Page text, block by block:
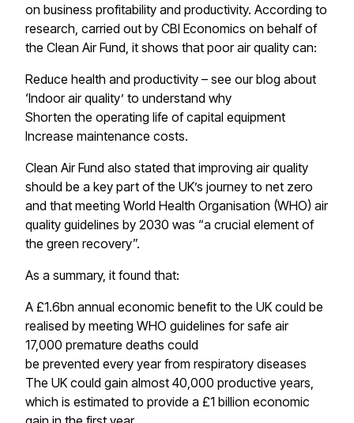
on business profitability and productivity. According to
research​​​​‌ ‍ ​‍​‍‌‍ ‌ ​‍‌‍‍‌‌‍‌ ‌‍‍‌‌‍ ‍​‍​‍​ ‍‍​‍​‍‌ ​ ‌‍​‌‌‍ ‍‌‍‍‌‌ ‌​‌ ‍‌​‍ ‍‌‍‍‌‌‍ ​‍​‍​‍ ​​‍​‍‌‍‍​‌ ​‍‌‍‌‌‌‍‌‍​‍​‍​ ‍‍​‍​‍​‍ ‌‍​‌‌‍‌​‌‍ ‌‌‍‍‌‌‍ ‍​‍ ‌‍‍‌‌‍ ‍‌ ‌​‌‍‌‌‌‍ ‍‌ ‌​​‍ ‌‍‌‌‌‍‌​‌‍‍‌‌ ‌​​‍ ‌‍ ‌‌‍ ‌‍‌​‌‍‌‌​ ‌‌ ​​‌ ​‍‌‍‌‌‌ ​ ‌‍‌‌‌‍ ‍‌ ‌​‌‍​‌‌ ‌​‌‍‍‌‌‍ ‌‍ ‍​ ‍ ‌‍‍‌‌‍‌​​ ‌​ ‌‍​ ‌​​ ‍‌‌‍​‌‌‍​ ​ ‌ ​ ‍​​ ​ ​‍ ‌‌‍​ ​ ​​​ ‌‌​ ‌​​‍ ‌​ ‌​‌‍‌​​ ‍​​ ‍‌​‍ ‌​ ‍‌​ ‌‌‌‍​‌​ ​​​‍ ‌​ ‌‌‌‍‌‌​ ​‍​ ‌​​ ‍‌​ ​‌​ ‌ ‌‍‌‍​ ‌​​ ‍​​ ‍‌​ ‌‌​ ‍ ‌ ‌​‌ ‍‌‌ ​​‌‍‌‌​ ‌‌ ​​‌‍ ‌ ​ ‌ ‌​​ ‍ ‌ ​​‌‍​‌‌ ‌​‌‍‍​​ ‌‌‍​ ‌‍ ‌‍ ‍‌ ‌​‌‍‌‌‌‍ ‍‌ ‌​​‍‌‌​ ‌‌‌​​‍‌‌ ‌‍‍ ‌‍‌‌‌ ‍‌​‍‌‌​ ​ ‌​‌​​‍‌‌​ ​ ‌​‌​​‍‌‌​ ​‍​ ​‍‌‍‌‌​ ‌‍​ ‌‍​ ‌‍​ ‌ ‌‍​‍​ ‌ ​ ‌‌​ ‍‌​ ‌ ​ ​‌​ ‌ ​‍‌‌​ ​‍​ ​‍​‍‌‌​ ‌‌‌​‌​​‍ ‍‌‍​ ‌‍‍​‌‍‍‌‌‍ ​‌‍‌​‌ ​‍‌‍‌‌‌‍ ‍​‍‌‌​ ‌‌‌​​‍‌‌ ‌‍‍ ‌‍‌‌‌ ‍‌​‍‌‌​ ​ ‌​‌​​‍‌‌​ ​ ‌​‌​​‍‌‌​ ​‍​ ​‍​ ‍‌​ ​‍​ ‌​​ ‌​​ ​‍​ ​‍‌‍​‌​ ‍​​ ‌‍‌‍‌‍​ ​‍‌‍‌‌​ ​‌​‍‌‌​ ​‍​ ​‍​‍‌‌​ ‌‌‌​‌​​‍ ‍‌ ‌​‌‍‌‌‌ ‍​‌ ‌​​ ‌‍​‍‌‍​‌‌ ​ ‌‍‌‌‌‌‌‌‌ ​‍‌‍ ​​ ‌​‍‌‌​ ​‍‌​‌‍‌‍​‌‌‍‌​‌‍ ‌‌‍‍‌‌‍ ‍​‍‌‍‌‍‍‌‌‍‌​​ ‌​ ‌‍​ ‌​​ ‍‌‌‍​‌‌‍​ ​ ‌ ​ ‍​​ ​ ​‍ ‌‌‍​ ​ ​​​ ‌‌​ ‌​​‍ ‌​ ‌​‌‍‌​​ ‍​​ ‍‌​‍ ‌​ ‍‌​ ‌‌‌‍​‌​ ​​​‍ ‌​ ‌‌‌‍‌‌​ ​‍​ ‌​​ ‍‌​ ​‌​ ‌ ‌‍‌‍​ ‌​​ ‍​​ ‍‌​ ‌‌​‍‌‍‌ ‌​‌ ‍‌‌ ​​‌‍‌‌​ ‌‌ ​​‌‍ ‌ ​ ‌ ‌​​‍‌‍‌ ​​‌‍​‌‌ ‌​‌‍‍​​ ‌‌‍​ ‌‍ ‌‍ ‍‌ ‌​‌‍‌‌‌‍ ‍‌ ‌​​‍‌‌​ ‌‌‌​​‍‌‌ ‌‍‍ ‌‍‌‌‌ ‍‌​‍‌‌​ ​ ‌​‌​​‍‌‌​ ​ ‌​‌​​‍‌‌​ ​‍​ ​‍‌‍‌‌​ ‌‍​ ‌‍​ ‌‍​ ‌ ‌‍​‍​ ‌ ​ ‌‌​ ‍‌​ ‌ ​ ​‌​ ‌ ​‍‌‌​ ​‍​ ​‍​‍‌‌​ ‌‌‌​‌​​‍ ‍‌‍​ ‌‍‍​‌‍‍‌‌‍ ​‌‍‌​‌ ​‍‌‍‌‌‌‍ ‍​‍‌‌​ ‌‌‌​​‍‌‌ ‌‍‍ ‌‍‌‌‌ ‍‌​‍‌‌​ ​ ‌​‌​​‍‌‌​ ​ ‌​‌​​‍‌‌​ ​‍​ ​‍​ ‍‌​ ​‍​ ‌​​ ‌​​ ​‍​ ​‍‌‍​‌​ ‍​​ ‌‍‌‍‌‍​ ​‍‌‍‌‌​ ​‌​‍‌‌​ ​‍​ ​‍​‍‌‌​ ‌‌‌​‌​​‍ ‍‌ ‌​‌‍‌‌‌ ‍​‌ ‌​​‍​‍‌ ‌, carried out by CBI Economics on behalf of
the Clean Air Fund, it shows that poor air quality can:​​​​‌ ‍ ​‍​‍‌‍ ‌ ​‍‌‍‍‌‌‍‌ ‌‍‍‌‌‍ ‍​‍​‍​ ‍‍​‍​‍‌ ​ ‌‍​‌‌‍ ‍‌‍‍‌‌ ‌​‌ ‍‌​‍ ‍‌‍‍‌‌‍ ​‍​‍​‍ ​​‍​‍‌‍‍​‌ ​‍‌‍‌‌‌‍‌‍​‍​‍​ ‍‍​‍​‍​‍ ‌‍​‌‌‍‌​‌‍ ‌‌‍‍‌‌‍ ‍​‍ ‌‍‍‌‌‍ ‍‌ ‌​‌‍‌‌‌‍ ‍‌ ‌​​‍ ‌‍‌‌‌‍‌​‌‍‍‌‌ ‌​​‍ ‌‍ ‌‌‍ ‌‍‌​‌‍‌‌​ ‌‌ ​​‌ ​‍‌‍‌‌‌ ​ ‌‍‌‌‌‍ ‍‌ ‌​‌‍​‌‌ ‌​‌‍‍‌‌‍ ‌‍ ‍​ ‍ ‌‍‍‌‌‍‌​​ ‌​ ‌‍​ ‌​​ ‍‌‌‍​‌‌‍​ ​ ‌ ​ ‍​​ ​ ​‍ ‌‌‍​ ​ ​​​ ‌‌​ ‌​​‍ ‌​ ‌​‌‍‌​​ ‍​​ ‍‌​‍ ‌​ ‍‌​ ‌‌‌‍​‌​ ​​​‍ ‌​ ‌‌‌‍‌‌​ ​‍​ ‌​​ ‍‌​ ​‌​ ‌ ‌‍‌‍​ ‌​​ ‍​​ ‍‌​ ‌‌​ ‍ ‌ ‌​‌ ‍‌‌ ​​‌‍‌‌​ ‌‌ ​​‌‍ ‌ ​ ‌ ‌​​ ‍ ‌ ​​‌‍​‌‌ ‌​‌‍‍​​ ‌‌‍​ ‌‍ ‌‍ ‍‌ ‌​‌‍‌‌‌‍ ‍‌ ‌​​‍‌‌​ ‌‌‌​​‍‌‌ ‌‍‍ ‌‍‌‌‌ ‍‌​‍‌‌​ ​ ‌​‌​​‍‌‌​ ​ ‌​‌​​‍‌‌​ ​‍​ ​‍‌‍‌‌​ ‌‍​ ‌‍​ ‌‍​ ‌ ‌‍​‍​ ‌ ​ ‌‌​ ‍‌​ ‌ ​ ​‌​ ‌ ​‍‌‌​ ​‍​ ​‍​‍‌‌​ ‌‌‌​‌​​‍ ‍‌‍​ ‌‍‍​‌‍‍‌‌‍ ​‌‍‌​‌ ​‍‌‍‌‌‌‍ ‍​‍‌‌​ ‌‌‌​​‍‌‌ ‌‍‍ ‌‍‌‌‌ ‍‌​‍‌‌​ ​ ‌​‌​​‍‌‌​ ​ ‌​‌​​‍‌‌​ ​‍​ ​‍​ ‍‌​ ​‍​ ‌​​ ‌​​ ​‍​ ​‍‌‍​‌​ ‍​​ ‌‍‌‍‌‍​ ​‍‌‍‌‌​ ​‍​‍‌‌​ ​‍​ ​‍​‍‌‌​ ‌‌‌​‌​​‍ ‍‌ ‌​‌‍‌‌‌ ‍​‌ ‌​​ ‌‍​‍‌‍​‌‌ ​ ‌‍‌‌‌‌‌‌‌ ​‍‌‍ ​​ ‌​‍‌‌​ ​‍‌​‌‍‌‍​‌‌‍‌​‌‍ ‌‌‍‍‌‌‍ ‍​‍‌‍‌‍‍‌‌‍‌​​ ‌​ ‌‍​ ‌​​ ‍‌‌‍​‌‌‍​ ​ ‌ ​ ‍​​ ​ ​‍ ‌‌‍​ ​ ​​​ ‌‌​ ‌​​‍ ‌​ ‌​‌‍‌​​ ‍​​ ‍‌​‍ ‌​ ‍‌​ ‌‌‌‍​‌​ ​​​‍ ‌​ ‌‌‌‍‌‌​ ​‍​ ‌​​ ‍‌​ ​‌​ ‌ ‌‍‌‍​ ‌​​ ‍​​ ‍‌​ ‌‌​‍‌‍‌ ‌​‌ ‍‌‌ ​​‌‍‌‌​ ‌‌ ​​‌‍ ‌ ​ ‌ ‌​​‍‌‍‌ ​​‌‍​‌‌ ‌​‌‍‍​​ ‌‌‍​ ‌‍ ‌‍ ‍‌ ‌​‌‍‌‌‌‍ ‍‌ ‌​​‍‌‌​ ‌‌‌​​‍‌‌ ‌‍‍ ‌‍‌‌‌ ‍‌​‍‌‌​ ​ ‌​‌​​‍‌‌​ ​ ‌​‌​​‍‌‌​ ​‍​ ​‍‌‍‌‌​ ‌‍​ ‌‍​ ‌‍​ ‌ ‌‍​‍​ ‌ ​ ‌‌​ ‍‌​ ‌ ​ ​‌​ ‌ ​‍‌‌​ ​‍​ ​‍​‍‌‌​ ‌‌‌​‌​​‍ ‍‌‍​ ‌‍‍​‌‍‍‌‌‍ ​‌‍‌​‌ ​‍‌‍‌‌‌‍ ‍​‍‌‌​ ‌‌‌​​‍‌‌ ‌‍‍ ‌‍‌‌‌ ‍‌​‍‌‌​ ​ ‌​‌​​‍‌‌​ ​ ‌​‌​​‍‌‌​ ​‍​ ​‍​ ‍‌​ ​‍​ ‌​​ ‌​​ ​‍​ ​‍‌‍​‌​ ‍​​ ‌‍‌‍‌‍​ ​‍‌‍‌‌​ ​‍​‍‌‌​ ​‍​ ​‍​‍‌‌​ ‌‌‌​‌​​‍ ‍‌ ‌​‌‍‌‌‌ ‍​‌ ‌​​‍​‍‌ ‌
Reduce health and productivity – see our blog about
‘Indoor air quality’ to understand why​​​​‌ ‍ ​‍​‍‌‍ ‌ ​‍‌‍‍‌‌‍‌ ‌‍‍‌‌‍ ‍​‍​‍​ ‍‍​‍​‍‌ ​ ‌‍​‌‌‍ ‍‌‍‍‌‌ ‌​‌ ‍‌​‍ ‍‌‍‍‌‌‍ ​‍​‍​‍ ​​‍​‍‌‍‍​‌ ​‍‌‍‌‌‌‍‌‍​‍​‍​ ‍‍​‍​‍​‍ ‌‍​‌‌‍‌​‌‍ ‌‌‍‍‌‌‍ ‍​‍ ‌‍‍‌‌‍ ‍‌ ‌​‌‍‌‌‌‍ ‍‌ ‌​​‍ ‌‍‌‌‌‍‌​‌‍‍‌‌ ‌​​‍ ‌‍ ‌‌‍ ‌‍‌​‌‍‌‌​ ‌‌ ​​‌ ​‍‌‍‌‌‌ ​ ‌‍‌‌‌‍ ‍‌ ‌​‌‍​‌‌ ‌​‌‍‍‌‌‍ ‌‍ ‍​ ‍ ‌‍‍‌‌‍‌​​ ‌​ ‌‍​ ‌​​ ‍‌‌‍​‌‌‍​ ​ ‌ ​ ‍​​ ​ ​‍ ‌‌‍​ ​ ​​​ ‌‌​ ‌​​‍ ‌​ ‌​‌‍‌​​ ‍​​ ‍‌​‍ ‌​ ‍‌​ ‌‌‌‍​‌​ ​​​‍ ‌​ ‌‌‌‍‌‌​ ​‍​ ‌​​ ‍‌​ ​‌​ ‌ ‌‍‌‍​ ‌​​ ‍​​ ‍‌​ ‌‌​ ‍ ‌ ‌​‌ ‍‌‌ ​​‌‍‌‌​ ‌‌ ​​‌‍ ‌ ​ ‌ ‌​​ ‍ ‌ ​​‌‍​‌‌ ‌​‌‍‍​​ ‌‌‍​ ‌‍ ‌‍ ‍‌ ‌​‌‍‌‌‌‍ ‍‌ ‌​​‍‌‌​ ‌‌‌​​‍‌‌ ‌‍‍ ‌‍‌‌‌ ‍‌​‍‌‌​ ​ ‌​‌​​‍‌‌​ ​ ‌​‌​​‍‌‌​ ​‍​ ​‍​ ‌​‌‍‌​‌‍‌​‌‍​‍​ ​‍​ ​ ‌‍​‌​ ‌​‌‍​‌​ ​‌‌‍​‍‌‍‌‌​‍‌‌​ ​‍​ ​‍​‍‌‌​ ‌‌‌​‌​​‍ ‍‌‍​ ‌‍‍​‌‍‍‌‌‍ ​‌‍‌​‌ ​‍‌‍‌‌‌‍ ‍​‍‌‌​ ‌‌‌​​‍‌‌ ‌‍‍ ‌‍‌‌‌ ‍‌​‍‌‌​ ​ ‌​‌​​‍‌‌​ ​ ‌​‌​​‍‌‌​ ​‍​ ​‍​ ‌ ​ ‌​​ ​‍​ ‌‍​ ​ ​ ​​‌‍‌‌​ ​​​ ‌‌‌‍​‍‌‍​ ​ ‌‌​ ​​​‍‌‌​ ​‍​ ​‍​‍‌‌​ ‌‌‌​‌​​‍ ‍‌ ‌​‌‍‌‌‌ ‍​‌ ‌​​ ‌‍​‍‌‍​‌‌ ​ ‌‍‌‌‌‌‌‌‌ ​‍‌‍ ​​ ‌​‍‌‌​ ​‍‌​‌‍‌‍​‌‌‍‌​‌‍ ‌‌‍‍‌‌‍ ‍​‍‌‍‌‍‍‌‌‍‌​​ ‌​ ‌‍​ ‌​​ ‍‌‌‍​‌‌‍​ ​ ‌ ​ ‍​​ ​ ​‍ ‌‌‍​ ​ ​​​ ‌‌​ ‌​​‍ ‌​ ‌​‌‍‌​​ ‍​​ ‍‌​‍ ‌​ ‍‌​ ‌‌‌‍​‌​ ​​​‍ ‌​ ‌‌‌‍‌‌​ ​‍​ ‌​​ ‍‌​ ​‌​ ‌ ‌‍‌‍​ ‌​​ ‍​​ ‍‌​ ‌‌​‍‌‍‌ ‌​‌ ‍‌‌ ​​‌‍‌‌​ ‌‌ ​​‌‍ ‌ ​ ‌ ‌​​‍‌‍‌ ​​‌‍​‌‌ ‌​‌‍‍​​ ‌‌‍​ ‌‍ ‌‍ ‍‌ ‌​‌‍‌‌‌‍ ‍‌ ‌​​‍‌‌​ ‌‌‌​​‍‌‌ ‌‍‍ ‌‍‌‌‌ ‍‌​‍‌‌​ ​ ‌​‌​​‍‌‌​ ​ ‌​‌​​‍‌‌​ ​‍​ ​‍​ ‌​‌‍‌​‌‍‌​‌‍​‍​ ​‍​ ​ ‌‍​‌​ ‌​‌‍​‌​ ​‌‌‍​‍‌‍‌‌​‍‌‌​ ​‍​ ​‍​‍‌‌​ ‌‌‌​‌​​‍ ‍‌‍​ ‌‍‍​‌‍‍‌‌‍ ​‌‍‌​‌ ​‍‌‍‌‌‌‍ ‍​‍‌‌​ ‌‌‌​​‍‌‌ ‌‍‍ ‌‍‌‌‌ ‍‌​‍‌‌​ ​ ‌​‌​​‍‌‌​ ​ ‌​‌​​‍‌‌​ ​‍​ ​‍​ ‌ ​ ‌​​ ​‍​ ‌‍​ ​ ​ ​​‌‍‌‌​ ​​​ ‌‌‌‍​‍‌‍​ ​ ‌‌​ ​​​‍‌‌​ ​‍​ ​‍​‍‌‌​ ‌‌‌​‌​​‍ ‍‌ ‌​‌‍‌‌‌ ‍​‌ ‌​​‍​‍‌ ‌
Shorten the operating life of capital equipment​​​​‌ ‍ ​‍​‍‌‍ ‌ ​‍‌‍‍‌‌‍‌ ‌‍‍‌‌‍ ‍​‍​‍​ ‍‍​‍​‍‌ ​ ‌‍​‌‌‍ ‍‌‍‍‌‌ ‌​‌ ‍‌​‍ ‍‌‍‍‌‌‍ ​‍​‍​‍ ​​‍​‍‌‍‍​‌ ​‍‌‍‌‌‌‍‌‍​‍​‍​ ‍‍​‍​‍​‍ ‌‍​‌‌‍‌​‌‍ ‌‌‍‍‌‌‍ ‍​‍ ‌‍‍‌‌‍ ‍‌ ‌​‌‍‌‌‌‍ ‍‌ ‌​​‍ ‌‍‌‌‌‍‌​‌‍‍‌‌ ‌​​‍ ‌‍ ‌‌‍ ‌‍‌​‌‍‌‌​ ‌‌ ​​‌ ​‍‌‍‌‌‌ ​ ‌‍‌‌‌‍ ‍‌ ‌​‌‍​‌‌ ‌​‌‍‍‌‌‍ ‌‍ ‍​ ‍ ‌‍‍‌‌‍‌​​ ‌​ ‌‍​ ‌​​ ‍‌‌‍​‌‌‍​ ​ ‌ ​ ‍​​ ​ ​‍ ‌‌‍​ ​ ​​​ ‌‌​ ‌​​‍ ‌​ ‌​‌‍‌​​ ‍​​ ‍‌​‍ ‌​ ‍‌​ ‌‌‌‍​‌​ ​​​‍ ‌​ ‌‌‌‍‌‌​ ​‍​ ‌​​ ‍‌​ ​‌​ ‌ ‌‍‌‍​ ‌​​ ‍​​ ‍‌​ ‌‌​ ‍ ‌ ‌​‌ ‍‌‌ ​​‌‍‌‌​ ‌‌ ​​‌‍ ‌ ​ ‌ ‌​​ ‍ ‌ ​​‌‍​‌‌ ‌​‌‍‍​​ ‌‌‍​ ‌‍ ‌‍ ‍‌ ‌​‌‍‌‌‌‍ ‍‌ ‌​​‍‌‌​ ‌‌‌​​‍‌‌ ‌‍‍ ‌‍‌‌‌ ‍‌​‍‌‌​ ​ ‌​‌​​‍‌‌​ ​ ‌​‌​​‍‌‌​ ​‍​ ​‍​ ‍‌‌‍​‍​ ‍​​ ​ ​ ​‍​ ​‍​ ​‍​ ​‌‌‍​ ‌‍‌‍​ ‍​‌‍​ ​‍‌‌​ ​‍​ ​‍​‍‌‌​ ‌‌‌​‌​​‍ ‍‌‍​ ‌‍‍​‌‍‍‌‌‍ ​‌‍‌​‌ ​‍‌‍‌‌‌‍ ‍​‍‌‌​ ‌‌‌​​‍‌‌ ‌‍‍ ‌‍‌‌‌ ‍‌​‍‌‌​ ​ ‌​‌​​‍‌‌​ ​ ‌​‌​​‍‌‌​ ​‍​ ​‍‌‍​‌‌‍​‌‌‍​‍‌‍​‍​ ​​​ ​​​ ‌ ​ ​‌‌‍​‌​ ‍​‌‍‌‍​ ​ ​ ​​​‍‌‌​ ​‍​ ​‍​‍‌‌​ ‌‌‌​‌​​‍ ‍‌ ‌​‌‍‌‌‌ ‍​‌ ‌​​ ‌‍​‍‌‍​‌‌ ​ ‌‍‌‌‌‌‌‌‌ ​‍‌‍ ​​ ‌​‍‌‌​ ​‍‌​‌‍‌‍​‌‌‍‌​‌‍ ‌‌‍‍‌‌‍ ‍​‍‌‍‌‍‍‌‌‍‌​​ ‌​ ‌‍​ ‌​​ ‍‌‌‍​‌‌‍​ ​ ‌ ​ ‍​​ ​ ​‍ ‌‌‍​ ​ ​​​ ‌‌​ ‌​​‍ ‌​ ‌​‌‍‌​​ ‍​​ ‍‌​‍ ‌​ ‍‌​ ‌‌‌‍​‌​ ​​​‍ ‌​ ‌‌‌‍‌‌​ ​‍​ ‌​​ ‍‌​ ​‌​ ‌ ‌‍‌‍​ ‌​​ ‍​​ ‍‌​ ‌‌​‍‌‍‌ ‌​‌ ‍‌‌ ​​‌‍‌‌​ ‌‌ ​​‌‍ ‌ ​ ‌ ‌​​‍‌‍‌ ​​‌‍​‌‌ ‌​‌‍‍​​ ‌‌‍​ ‌‍ ‌‍ ‍‌ ‌​‌‍‌‌‌‍ ‍‌ ‌​​‍‌‌​ ‌‌‌​​‍‌‌ ‌‍‍ ‌‍‌‌‌ ‍‌​‍‌‌​ ​ ‌​‌​​‍‌‌​ ​ ‌​‌​​‍‌‌​ ​‍​ ​‍​ ‍‌‌‍​‍​ ‍​​ ​ ​ ​‍​ ​‍​ ​‍​ ​‌‌‍​ ‌‍‌‍​ ‍​‌‍​ ​‍‌‌​ ​‍​ ​‍​‍‌‌​ ‌‌‌​‌​​‍ ‍‌‍​ ‌‍‍​‌‍‍‌‌‍ ​‌‍‌​‌ ​‍‌‍‌‌‌‍ ‍​‍‌‌​ ‌‌‌​​‍‌‌ ‌‍‍ ‌‍‌‌‌ ‍‌​‍‌‌​ ​ ‌​‌​​‍‌‌​ ​ ‌​‌​​‍‌‌​ ​‍​ ​‍‌‍​‌‌‍​‌‌‍​‍‌‍​‍​ ​​​ ​​​ ‌ ​ ​‌‌‍​‌​ ‍​‌‍‌‍​ ​ ​ ​​​‍‌‌​ ​‍​ ​‍​‍‌‌​ ‌‌‌​‌​​‍ ‍‌ ‌​‌‍‌‌‌ ‍​‌ ‌​​‍​‍‌ ‌
Increase maintenance costs.​​​​‌ ‍ ​‍​‍‌‍ ‌ ​‍‌‍‍‌‌‍‌ ‌‍‍‌‌‍ ‍​‍​‍​ ‍‍​‍​‍‌ ​ ‌‍​‌‌‍ ‍‌‍‍‌‌ ‌​‌ ‍‌​‍ ‍‌‍‍‌‌‍ ​‍​‍​‍ ​​‍​‍‌‍‍​‌ ​‍‌‍‌‌‌‍‌‍​‍​‍​ ‍‍​‍​‍​‍ ‌‍​‌‌‍‌​‌‍ ‌‌‍‍‌‌‍ ‍​‍ ‌‍‍‌‌‍ ‍‌ ‌​‌‍‌‌‌‍ ‍‌ ‌​​‍ ‌‍‌‌‌‍‌​‌‍‍‌‌ ‌​​‍ ‌‍ ‌‌‍ ‌‍‌​‌‍‌‌​ ‌‌ ​​‌ ​‍‌‍‌‌‌ ​ ‌‍‌‌‌‍ ‍‌ ‌​‌‍​‌‌ ‌​‌‍‍‌‌‍ ‌‍ ‍​ ‍ ‌‍‍‌‌‍‌​​ ‌​ ‌‍​ ‌​​ ‍‌‌‍​‌‌‍​ ​ ‌ ​ ‍​​ ​ ​‍ ‌‌‍​ ​ ​​​ ‌‌​ ‌​​‍ ‌​ ‌​‌‍‌​​ ‍​​ ‍‌​‍ ‌​ ‍‌​ ‌‌‌‍​‌​ ​​​‍ ‌​ ‌‌‌‍‌‌​ ​‍​ ‌​​ ‍‌​ ​‌​ ‌ ‌‍‌‍​ ‌​​ ‍​​ ‍‌​ ‌‌​ ‍ ‌ ‌​‌ ‍‌‌ ​​‌‍‌‌​ ‌‌ ​​‌‍ ‌ ​ ‌ ‌​​ ‍ ‌ ​​‌‍​‌‌ ‌​‌‍‍​​ ‌‌‍​ ‌‍ ‌‍ ‍‌ ‌​‌‍‌‌‌‍ ‍‌ ‌​​‍‌‌​ ‌‌‌​​‍‌‌ ‌‍‍ ‌‍‌‌‌ ‍‌​‍‌‌​ ​ ‌​‌​​‍‌‌​ ​ ‌​‌​​‍‌‌​ ​‍​ ​‍‌‍‌​​ ​​‌‍​ ​ ‌‌​ ‌​​ ‍‌​ ‌‍​ ‍​‌‍‌​‌‍​‌​ ‍​‌‍‌‍​‍‌‌​ ​‍​ ​‍​‍‌‌​ ‌‌‌​‌​​‍ ‍‌‍​ ‌‍‍​‌‍‍‌‌‍ ​‌‍‌​‌ ​‍‌‍‌‌‌‍ ‍​‍‌‌​ ‌‌‌​​‍‌‌ ‌‍‍ ‌‍‌‌‌ ‍‌​‍‌‌​ ​ ‌​‌​​‍‌‌​ ​ ‌​‌​​‍‌‌​ ​‍​ ​‍​ ‌​​ ‍‌​ ‍‌​ ​‌​ ‌‌‌‍‌‍​ ‌‍‌‍​‌‌‍​ ​ ‍‌​ ‌‌​ ‍​​ ​​​‍‌‌​ ​‍​ ​‍​‍‌‌​ ‌‌‌​‌​​‍ ‍‌ ‌​‌‍‌‌‌ ‍​‌ ‌​​ ‌‍​‍‌‍​‌‌ ​ ‌‍‌‌‌‌‌‌‌ ​‍‌‍ ​​ ‌​‍‌‌​ ​‍‌​‌‍‌‍​‌‌‍‌​‌‍ ‌‌‍‍‌‌‍ ‍​‍‌‍‌‍‍‌‌‍‌​​ ‌​ ‌‍​ ‌​​ ‍‌‌‍​‌‌‍​ ​ ‌ ​ ‍​​ ​ ​‍ ‌‌‍​ ​ ​​​ ‌‌​ ‌​​‍ ‌​ ‌​‌‍‌​​ ‍​​ ‍‌​‍ ‌​ ‍‌​ ‌‌‌‍​‌​ ​​​‍ ‌​ ‌‌‌‍‌‌​ ​‍​ ‌​​ ‍‌​ ​‌​ ‌ ‌‍‌‍​ ‌​​ ‍​​ ‍‌​ ‌‌​‍‌‍‌ ‌​‌ ‍‌‌ ​​‌‍‌‌​ ‌‌ ​​‌‍ ‌ ​ ‌ ‌​​‍‌‍‌ ​​‌‍​‌‌ ‌​‌‍‍​​ ‌‌‍​ ‌‍ ‌‍ ‍‌ ‌​‌‍‌‌‌‍ ‍‌ ‌​​‍‌‌​ ‌‌‌​​‍‌‌ ‌‍‍ ‌‍‌‌‌ ‍‌​‍‌‌​ ​ ‌​‌​​‍‌‌​ ​ ‌​‌​​‍‌‌​ ​‍​ ​‍‌‍‌​​ ​​‌‍​ ​ ‌‌​ ‌​​ ‍‌​ ‌‍​ ‍​‌‍‌​‌‍​‌​ ‍​‌‍‌‍​‍‌‌​ ​‍​ ​‍​‍‌‌​ ‌‌‌​‌​​‍ ‍‌‍​ ‌‍‍​‌‍‍‌‌‍ ​‌‍‌​‌ ​‍‌‍‌‌‌‍ ‍​‍‌‌​ ‌‌‌​​‍‌‌ ‌‍‍ ‌‍‌‌‌ ‍‌​‍‌‌​ ​ ‌​‌​​‍‌‌​ ​ ‌​‌​​‍‌‌​ ​‍​ ​‍​ ‌​​ ‍‌​ ‍‌​ ​‌​ ‌‌‌‍‌‍​ ‌‍‌‍​‌‌‍​ ​ ‍‌​ ‌‌​ ‍​​ ​​​‍‌‌​ ​‍​ ​‍​‍‌‌​ ‌‌‌​‌​​‍ ‍‌ ‌​‌‍‌‌‌ ‍​‌ ‌​​‍​‍‌ ‌
Clean Air Fund also stated that improving air quality
should be a key part of the UK’s journey to net zero
and that meeting World Health Organisation (WHO) air
quality guidelines by 2030 was “a crucial element of
the green recovery”.​​​​‌ ‍ ​‍​‍‌‍ ‌ ​‍‌‍‍‌‌‍‌ ‌‍‍‌‌‍ ‍​‍​‍​ ‍‍​‍​‍‌ ​ ‌‍​‌‌‍ ‍‌‍‍‌‌ ‌​‌ ‍‌​‍ ‍‌‍‍‌‌‍ ​‍​‍​‍ ​​‍​‍‌‍‍​‌ ​‍‌‍‌‌‌‍‌‍​‍​‍​ ‍‍​‍​‍​‍ ‌‍​‌‌‍‌​‌‍ ‌‌‍‍‌‌‍ ‍​‍ ‌‍‍‌‌‍ ‍‌ ‌​‌‍‌‌‌‍ ‍‌ ‌​​‍ ‌‍‌‌‌‍‌​‌‍‍‌‌ ‌​​‍ ‌‍ ‌‌‍ ‌‍‌​‌‍‌‌​ ‌‌ ​​‌ ​‍‌‍‌‌‌ ​ ‌‍‌‌‌‍ ‍‌ ‌​‌‍​‌‌ ‌​‌‍‍‌‌‍ ‌‍ ‍​ ‍ ‌‍‍‌‌‍‌​​ ‌​ ‌‍​ ‌​​ ‍‌‌‍​‌‌‍​ ​ ‌ ​ ‍​​ ​ ​‍ ‌‌‍​ ​ ​​​ ‌‌​ ‌​​‍ ‌​ ‌​‌‍‌​​ ‍​​ ‍‌​‍ ‌​ ‍‌​ ‌‌‌‍​‌​ ​​​‍ ‌​ ‌‌‌‍‌‌​ ​‍​ ‌​​ ‍‌​ ​‌​ ‌ ‌‍‌‍​ ‌​​ ‍​​ ‍‌​ ‌‌​ ‍ ‌ ‌​‌ ‍‌‌ ​​‌‍‌‌​ ‌‌ ​​‌‍ ‌ ​ ‌ ‌​​ ‍ ‌ ​​‌‍​‌‌ ‌​‌‍‍​​ ‌‌‍​ ‌‍ ‌‍ ‍‌ ‌​‌‍‌‌‌‍ ‍‌ ‌​​‍‌‌​ ‌‌‌​​‍‌‌ ‌‍‍ ‌‍‌‌‌ ‍‌​‍‌‌​ ​ ‌​‌​​‍‌‌​ ​ ‌​‌​​‍‌‌​ ​‍​ ​‍​ ‍‌​ ​‍​ ​ ​ ​​‌‍​‌‌‍‌​​ ​ ‌‍​ ​ ‌​​ ​ ​ ​ ​ ‌ ​‍‌‌​ ​‍​ ​‍​‍‌‌​ ‌‌‌​‌​​‍ ‍‌‍​ ‌‍‍​‌‍‍‌‌‍ ​‌‍‌​‌ ​‍‌‍‌‌‌‍ ‍​‍‌‌​ ‌‌‌​​‍‌‌ ‌‍‍ ‌‍‌‌‌ ‍‌​‍‌‌​ ​ ‌​‌​​‍‌‌​ ​ ‌​‌​​‍‌‌​ ​‍​ ​‍​ ‍​‌‍‌​​ ​ ​ ‌‍‌‍​ ​ ‌ ‌‍​‌​ ​ ​ ‍​​ ​​​ ​ ​ ‌​​ ​​​‍‌‌​ ​‍​ ​‍​‍‌‌​ ‌‌‌​‌​​‍ ‍‌ ‌​‌‍‌‌‌ ‍​‌ ‌​​ ‌‍​‍‌‍​‌‌ ​ ‌‍‌‌‌‌‌‌‌ ​‍‌‍ ​​ ‌​‍‌‌​ ​‍‌​‌‍‌‍​‌‌‍‌​‌‍ ‌‌‍‍‌‌‍ ‍​‍‌‍‌‍‍‌‌‍‌​​ ‌​ ‌‍​ ‌​​ ‍‌‌‍​‌‌‍​ ​ ‌ ​ ‍​​ ​ ​‍ ‌‌‍​ ​ ​​​ ‌‌​ ‌​​‍ ‌​ ‌​‌‍‌​​ ‍​​ ‍‌​‍ ‌​ ‍‌​ ‌‌‌‍​‌​ ​​​‍ ‌​ ‌‌‌‍‌‌​ ​‍​ ‌​​ ‍‌​ ​‌​ ‌ ‌‍‌‍​ ‌​​ ‍​​ ‍‌​ ‌‌​‍‌‍‌ ‌​‌ ‍‌‌ ​​‌‍‌‌​ ‌‌ ​​‌‍ ‌ ​ ‌ ‌​​‍‌‍‌ ​​‌‍​‌‌ ‌​‌‍‍​​ ‌‌‍​ ‌‍ ‌‍ ‍‌ ‌​‌‍‌‌‌‍ ‍‌ ‌​​‍‌‌​ ‌‌‌​​‍‌‌ ‌‍‍ ‌‍‌‌‌ ‍‌​‍‌‌​ ​ ‌​‌​​‍‌‌​ ​ ‌​‌​​‍‌‌​ ​‍​ ​‍​ ‍‌​ ​‍​ ​ ​ ​​‌‍​‌‌‍‌​​ ​ ‌‍​ ​ ‌​​ ​ ​ ​ ​ ‌ ​‍‌‌​ ​‍​ ​‍​‍‌‌​ ‌‌‌​‌​​‍ ‍‌‍​ ‌‍‍​‌‍‍‌‌‍ ​‌‍‌​‌ ​‍‌‍‌‌‌‍ ‍​‍‌‌​ ‌‌‌​​‍‌‌ ‌‍‍ ‌‍‌‌‌ ‍‌​‍‌‌​ ​ ‌​‌​​‍‌‌​ ​ ‌​‌​​‍‌‌​ ​‍​ ​‍​ ‍​‌‍‌​​ ​ ​ ‌‍‌‍​ ​ ‌ ‌‍​‌​ ​ ​ ‍​​ ​​​ ​ ​ ‌​​ ​​​‍‌‌​ ​‍​ ​‍​‍‌‌​ ‌‌‌​‌​​‍ ‍‌ ‌​‌‍‌‌‌ ‍​‌ ‌​​‍​‍‌ ‌
As a summary, it found that:​​​​‌ ‍ ​‍​‍‌‍ ‌ ​‍‌‍‍‌‌‍‌ ‌‍‍‌‌‍ ‍​‍​‍​ ‍‍​‍​‍‌ ​ ‌‍​‌‌‍ ‍‌‍‍‌‌ ‌​‌ ‍‌​‍ ‍‌‍‍‌‌‍ ​‍​‍​‍ ​​‍​‍‌‍‍​‌ ​‍‌‍‌‌‌‍‌‍​‍​‍​ ‍‍​‍​‍​‍ ‌‍​‌‌‍‌​‌‍ ‌‌‍‍‌‌‍ ‍​‍ ‌‍‍‌‌‍ ‍‌ ‌​‌‍‌‌‌‍ ‍‌ ‌​​‍ ‌‍‌‌‌‍‌​‌‍‍‌‌ ‌​​‍ ‌‍ ‌‌‍ ‌‍‌​‌‍‌‌​ ‌‌ ​​‌ ​‍‌‍‌‌‌ ​ ‌‍‌‌‌‍ ‍‌ ‌​‌‍​‌‌ ‌​‌‍‍‌‌‍ ‌‍ ‍​ ‍ ‌‍‍‌‌‍‌​​ ‌​ ‌‍​ ‌​​ ‍‌‌‍​‌‌‍​ ​ ‌ ​ ‍​​ ​ ​‍ ‌‌‍​ ​ ​​​ ‌‌​ ‌​​‍ ‌​ ‌​‌‍‌​​ ‍​​ ‍‌​‍ ‌​ ‍‌​ ‌‌‌‍​‌​ ​​​‍ ‌​ ‌‌‌‍‌‌​ ​‍​ ‌​​ ‍‌​ ​‌​ ‌ ‌‍‌‍​ ‌​​ ‍​​ ‍‌​ ‌‌​ ‍ ‌ ‌​‌ ‍‌‌ ​​‌‍‌‌​ ‌‌ ​​‌‍ ‌ ​ ‌ ‌​​ ‍ ‌ ​​‌‍​‌‌ ‌​‌‍‍​​ ‌‌‍​ ‌‍ ‌‍ ‍‌ ‌​‌‍‌‌‌‍ ‍‌ ‌​​‍‌‌​ ‌‌‌​​‍‌‌ ‌‍‍ ‌‍‌‌‌ ‍‌​‍‌‌​ ​ ‌​‌​​‍‌‌​ ​ ‌​‌​​‍‌‌​ ​‍​ ​‍​ ​ ‌‍​‌​ ‌‌‌‍‌​​ ‍‌​ ​ ​ ​​​ ​‍​ ‌ ​ ‌​​ ‌‍​ ​‌​‍‌‌​ ​‍​ ​‍​‍‌‌​ ‌‌‌​‌​​‍ ‍‌‍​ ‌‍‍​‌‍‍‌‌‍ ​‌‍‌​‌ ​‍‌‍‌‌‌‍ ‍​‍‌‌​ ‌‌‌​​‍‌‌ ‌‍‍ ‌‍‌‌‌ ‍‌​‍‌‌​ ​ ‌​‌​​‍‌‌​ ​ ‌​‌​​‍‌‌​ ​‍​ ​‍‌‍​‍​ ‌ ​ ‍‌‌‍​‌‌‍‌‌​ ‍‌‌‍​‍‌‍​‍​ ‍​​ ​‌‌‍‌‌​ ‌‍​ ​​​‍‌‌​ ​‍​ ​‍​‍‌‌​ ‌‌‌​‌​​‍ ‍‌ ‌​‌‍‌‌‌ ‍​‌ ‌​​ ‌‍​‍‌‍​‌‌ ​ ‌‍‌‌‌‌‌‌‌ ​‍‌‍ ​​ ‌​‍‌‌​ ​‍‌​‌‍‌‍​‌‌‍‌​‌‍ ‌‌‍‍‌‌‍ ‍​‍‌‍‌‍‍‌‌‍‌​​ ‌​ ‌‍​ ‌​​ ‍‌‌‍​‌‌‍​ ​ ‌ ​ ‍​​ ​ ​‍ ‌‌‍​ ​ ​​​ ‌‌​ ‌​​‍ ‌​ ‌​‌‍‌​​ ‍​​ ‍‌​‍ ‌​ ‍‌​ ‌‌‌‍​‌​ ​​​‍ ‌​ ‌‌‌‍‌‌​ ​‍​ ‌​​ ‍‌​ ​‌​ ‌ ‌‍‌‍​ ‌​​ ‍​​ ‍‌​ ‌‌​‍‌‍‌ ‌​‌ ‍‌‌ ​​‌‍‌‌​ ‌‌ ​​‌‍ ‌ ​ ‌ ‌​​‍‌‍‌ ​​‌‍​‌‌ ‌​‌‍‍​​ ‌‌‍​ ‌‍ ‌‍ ‍‌ ‌​‌‍‌‌‌‍ ‍‌ ‌​​‍‌‌​ ‌‌‌​​‍‌‌ ‌‍‍ ‌‍‌‌‌ ‍‌​‍‌‌​ ​ ‌​‌​​‍‌‌​ ​ ‌​‌​​‍‌‌​ ​‍​ ​‍​ ​ ‌‍​‌​ ‌‌‌‍‌​​ ‍‌​ ​ ​ ​​​ ​‍​ ‌ ​ ‌​​ ‌‍​ ​‌​‍‌‌​ ​‍​ ​‍​‍‌‌​ ‌‌‌​‌​​‍ ‍‌‍​ ‌‍‍​‌‍‍‌‌‍ ​‌‍‌​‌ ​‍‌‍‌‌‌‍ ‍​‍‌‌​ ‌‌‌​​‍‌‌ ‌‍‍ ‌‍‌‌‌ ‍‌​‍‌‌​ ​ ‌​‌​​‍‌‌​ ​ ‌​‌​​‍‌‌​ ​‍​ ​‍‌‍​‍​ ‌ ​ ‍‌‌‍​‌‌‍‌‌​ ‍‌‌‍​‍‌‍​‍​ ‍​​ ​‌‌‍‌‌​ ‌‍​ ​​​‍‌‌​ ​‍​ ​‍​‍‌‌​ ‌‌‌​‌​​‍ ‍‌ ‌​‌‍‌‌‌ ‍​‌ ‌​​‍​‍‌ ‌
A £1.6bn annual economic benefit to the UK could be
realised by meeting WHO guidelines for safe air​​​​‌ ‍ ​‍​‍‌‍ ‌ ​‍‌‍‍‌‌‍‌ ‌‍‍‌‌‍ ‍​‍​‍​ ‍‍​‍​‍‌ ​ ‌‍​‌‌‍ ‍‌‍‍‌‌ ‌​‌ ‍‌​‍ ‍‌‍‍‌‌‍ ​‍​‍​‍ ​​‍​‍‌‍‍​‌ ​‍‌‍‌‌‌‍‌‍​‍​‍​ ‍‍​‍​‍​‍ ‌‍​‌‌‍‌​‌‍ ‌‌‍‍‌‌‍ ‍​‍ ‌‍‍‌‌‍ ‍‌ ‌​‌‍‌‌‌‍ ‍‌ ‌​​‍ ‌‍‌‌‌‍‌​‌‍‍‌‌ ‌​​‍ ‌‍ ‌‌‍ ‌‍‌​‌‍‌‌​ ‌‌ ​​‌ ​‍‌‍‌‌‌ ​ ‌‍‌‌‌‍ ‍‌ ‌​‌‍​‌‌ ‌​‌‍‍‌‌‍ ‌‍ ‍​ ‍ ‌‍‍‌‌‍‌​​ ‌​ ‌‍​ ‌​​ ‍‌‌‍​‌‌‍​ ​ ‌ ​ ‍​​ ​ ​‍ ‌‌‍​ ​ ​​​ ‌‌​ ‌​​‍ ‌​ ‌​‌‍‌​​ ‍​​ ‍‌​‍ ‌​ ‍‌​ ‌‌‌‍​‌​ ​​​‍ ‌​ ‌‌‌‍‌‌​ ​‍​ ‌​​ ‍‌​ ​‌​ ‌ ‌‍‌‍​ ‌​​ ‍​​ ‍‌​ ‌‌​ ‍ ‌ ‌​‌ ‍‌‌ ​​‌‍‌‌​ ‌‌ ​​‌‍ ‌ ​ ‌ ‌​​ ‍ ‌ ​​‌‍​‌‌ ‌​‌‍‍​​ ‌‌‍​ ‌‍ ‌‍ ‍‌ ‌​‌‍‌‌‌‍ ‍‌ ‌​​‍‌‌​ ‌‌‌​​‍‌‌ ‌‍‍ ‌‍‌‌‌ ‍‌​‍‌‌​ ​ ‌​‌​​‍‌‌​ ​ ‌​‌​​‍‌‌​ ​‍​ ​‍‌‍‌‍‌‍‌‌​ ​​​ ‌​​ ‌‍​ ​‌​ ‌​​ ‌ ​ ​‌‌‍‌‍​ ‌ ‌‍‌​​‍‌‌​ ​‍​ ​‍​‍‌‌​ ‌‌‌​‌​​‍ ‍‌‍​ ‌‍‍​‌‍‍‌‌‍ ​‌‍‌​‌ ​‍‌‍‌‌‌‍ ‍​‍‌‌​ ‌‌‌​​‍‌‌ ‌‍‍ ‌‍‌‌‌ ‍‌​‍‌‌​ ​ ‌​‌​​‍‌‌​ ​ ‌​‌​​‍‌‌​ ​‍​ ​‍​ ‍​‌‍​‍​ ​​​ ‍​​ ​​‌‍​ ​ ‌‌​ ​ ‌‍​‍​ ‌​​ ‌ ​ ​ ​ ​​​‍‌‌​ ​‍​ ​‍​‍‌‌​ ‌‌‌​‌​​‍ ‍‌ ‌​‌‍‌‌‌ ‍​‌ ‌​​ ‌‍​‍‌‍​‌‌ ​ ‌‍‌‌‌‌‌‌‌ ​‍‌‍ ​​ ‌​‍‌‌​ ​‍‌​‌‍‌‍​‌‌‍‌​‌‍ ‌‌‍‍‌‌‍ ‍​‍‌‍‌‍‍‌‌‍‌​​ ‌​ ‌‍​ ‌​​ ‍‌‌‍​‌‌‍​ ​ ‌ ​ ‍​​ ​ ​‍ ‌‌‍​ ​ ​​​ ‌‌​ ‌​​‍ ‌​ ‌​‌‍‌​​ ‍​​ ‍‌​‍ ‌​ ‍‌​ ‌‌‌‍​‌​ ​​​‍ ‌​ ‌‌‌‍‌‌​ ​‍​ ‌​​ ‍‌​ ​‌​ ‌ ‌‍‌‍​ ‌​​ ‍​​ ‍‌​ ‌‌​‍‌‍‌ ‌​‌ ‍‌‌ ​​‌‍‌‌​ ‌‌ ​​‌‍ ‌ ​ ‌ ‌​​‍‌‍‌ ​​‌‍​‌‌ ‌​‌‍‍​​ ‌‌‍​ ‌‍ ‌‍ ‍‌ ‌​‌‍‌‌‌‍ ‍‌ ‌​​‍‌‌​ ‌‌‌​​‍‌‌ ‌‍‍ ‌‍‌‌‌ ‍‌​‍‌‌​ ​ ‌​‌​​‍‌‌​ ​ ‌​‌​​‍‌‌​ ​‍​ ​‍‌‍‌‍‌‍‌‌​ ​​​ ‌​​ ‌‍​ ​‌​ ‌​​ ‌ ​ ​‌‌‍‌‍​ ‌ ‌‍‌​​‍‌‌​ ​‍​ ​‍​‍‌‌​ ‌‌‌​‌​​‍ ‍‌‍​ ‌‍‍​‌‍‍‌‌‍ ​‌‍‌​‌ ​‍‌‍‌‌‌‍ ‍​‍‌‌​ ‌‌‌​​‍‌‌ ‌‍‍ ‌‍‌‌‌ ‍‌​‍‌‌​ ​ ‌​‌​​‍‌‌​ ​ ‌​‌​​‍‌‌​ ​‍​ ​‍​ ‍​‌‍​‍​ ​​​ ‍​​ ​​‌‍​ ​ ‌‌​ ​ ‌‍​‍​ ‌​​ ‌ ​ ​ ​ ​​​‍‌‌​ ​‍​ ​‍​‍‌‌​ ‌‌‌​‌​​‍ ‍‌ ‌​‌‍‌‌‌ ‍​‌ ‌​​‍​‍‌ ‌
17,000 premature deaths could
be prevented every year from respiratory diseases​​​​‌ ‍ ​‍​‍‌‍ ‌ ​‍‌‍‍‌‌‍‌ ‌‍‍‌‌‍ ‍​‍​‍​ ‍‍​‍​‍‌ ​ ‌‍​‌‌‍ ‍‌‍‍‌‌ ‌​‌ ‍‌​‍ ‍‌‍‍‌‌‍ ​‍​‍​‍ ​​‍​‍‌‍‍​‌ ​‍‌‍‌‌‌‍‌‍​‍​‍​ ‍‍​‍​‍​‍ ‌‍​‌‌‍‌​‌‍ ‌‌‍‍‌‌‍ ‍​‍ ‌‍‍‌‌‍ ‍‌ ‌​‌‍‌‌‌‍ ‍‌ ‌​​‍ ‌‍‌‌‌‍‌​‌‍‍‌‌ ‌​​‍ ‌‍ ‌‌‍ ‌‍‌​‌‍‌‌​ ‌‌ ​​‌ ​‍‌‍‌‌‌ ​ ‌‍‌‌‌‍ ‍‌ ‌​‌‍​‌‌ ‌​‌‍‍‌‌‍ ‌‍ ‍​ ‍ ‌‍‍‌‌‍‌​​ ‌​ ‌‍​ ‌​​ ‍‌‌‍​‌‌‍​ ​ ‌ ​ ‍​​ ​ ​‍ ‌‌‍​ ​ ​​​ ‌‌​ ‌​​‍ ‌​ ‌​‌‍‌​​ ‍​​ ‍‌​‍ ‌​ ‍‌​ ‌‌‌‍​‌​ ​​​‍ ‌​ ‌‌‌‍‌‌​ ​‍​ ‌​​ ‍‌​ ​‌​ ‌ ‌‍‌‍​ ‌​​ ‍​​ ‍‌​ ‌‌​ ‍ ‌ ‌​‌ ‍‌‌ ​​‌‍‌‌​ ‌‌ ​​‌‍ ‌ ​ ‌ ‌​​ ‍ ‌ ​​‌‍​‌‌ ‌​‌‍‍​​ ‌‌‍​ ‌‍ ‌‍ ‍‌ ‌​‌‍‌‌‌‍ ‍‌ ‌​​‍‌‌​ ‌‌‌​​‍‌‌ ‌‍‍ ‌‍‌‌‌ ‍‌​‍‌‌​ ​ ‌​‌​​‍‌‌​ ​ ‌​‌​​‍‌‌​ ​‍​ ​‍‌‍​‍​ ​‍‌‍‌​​ ​ ​ ​‌‌‍‌​​ ​ ‌‍‌‍‌‍​ ‌‍​‍‌‍​ ‌‍​ ​‍‌‌​ ​‍​ ​‍​‍‌‌​ ‌‌‌​‌​​‍ ‍‌‍​ ‌‍‍​‌‍‍‌‌‍ ​‌‍‌​‌ ​‍‌‍‌‌‌‍ ‍​‍‌‌​ ‌‌‌​​‍‌‌ ‌‍‍ ‌‍‌‌‌ ‍‌​‍‌‌​ ​ ‌​‌​​‍‌‌​ ​ ‌​‌​​‍‌‌​ ​‍​ ​‍​ ‌ ​ ‌‍​ ‌‌‌‍​‍‌‍​‍‌‍​‍​ ​ ​ ​‍​ ‌​​ ‍​​ ‌‍‌‍‌‌​ ​​​‍‌‌​ ​‍​ ​‍​‍‌‌​ ‌‌‌​‌​​‍ ‍‌ ‌​‌‍‌‌‌ ‍​‌ ‌​​ ‌‍​‍‌‍​‌‌ ​ ‌‍‌‌‌‌‌‌‌ ​‍‌‍ ​​ ‌​‍‌‌​ ​‍‌​‌‍‌‍​‌‌‍‌​‌‍ ‌‌‍‍‌‌‍ ‍​‍‌‍‌‍‍‌‌‍‌​​ ‌​ ‌‍​ ‌​​ ‍‌‌‍​‌‌‍​ ​ ‌ ​ ‍​​ ​ ​‍ ‌‌‍​ ​ ​​​ ‌‌​ ‌​​‍ ‌​ ‌​‌‍‌​​ ‍​​ ‍‌​‍ ‌​ ‍‌​ ‌‌‌‍​‌​ ​​​‍ ‌​ ‌‌‌‍‌‌​ ​‍​ ‌​​ ‍‌​ ​‌​ ‌ ‌‍‌‍​ ‌​​ ‍​​ ‍‌​ ‌‌​‍‌‍‌ ‌​‌ ‍‌‌ ​​‌‍‌‌​ ‌‌ ​​‌‍ ‌ ​ ‌ ‌​​‍‌‍‌ ​​‌‍​‌‌ ‌​‌‍‍​​ ‌‌‍​ ‌‍ ‌‍ ‍‌ ‌​‌‍‌‌‌‍ ‍‌ ‌​​‍‌‌​ ‌‌‌​​‍‌‌ ‌‍‍ ‌‍‌‌‌ ‍‌​‍‌‌​ ​ ‌​‌​​‍‌‌​ ​ ‌​‌​​‍‌‌​ ​‍​ ​‍‌‍​‍​ ​‍‌‍‌​​ ​ ​ ​‌‌‍‌​​ ​ ‌‍‌‍‌‍​ ‌‍​‍‌‍​ ‌‍​ ​‍‌‌​ ​‍​ ​‍​‍‌‌​ ‌‌‌​‌​​‍ ‍‌‍​ ‌‍‍​‌‍‍‌‌‍ ​‌‍‌​‌ ​‍‌‍‌‌‌‍ ‍​‍‌‌​ ‌‌‌​​‍‌‌ ‌‍‍ ‌‍‌‌‌ ‍‌​‍‌‌​ ​ ‌​‌​​‍‌‌​ ​ ‌​‌​​‍‌‌​ ​‍​ ​‍​ ‌ ​ ‌‍​ ‌‌‌‍​‍‌‍​‍‌‍​‍​ ​ ​ ​‍​ ‌​​ ‍​​ ‌‍‌‍‌‌​ ​​​‍‌‌​ ​‍​ ​‍​‍‌‌​ ‌‌‌​‌​​‍ ‍‌ ‌​‌‍‌‌‌ ‍​‌ ‌​​‍​‍‌ ‌
The UK could gain almost 40,000 productive years,
which is estimated to provide a £1 billion economic